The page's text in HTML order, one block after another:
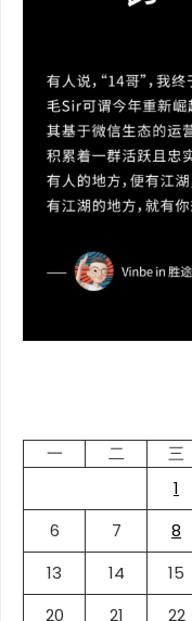
一 二 三
1
6
7 8
13
14 15
20
21 22